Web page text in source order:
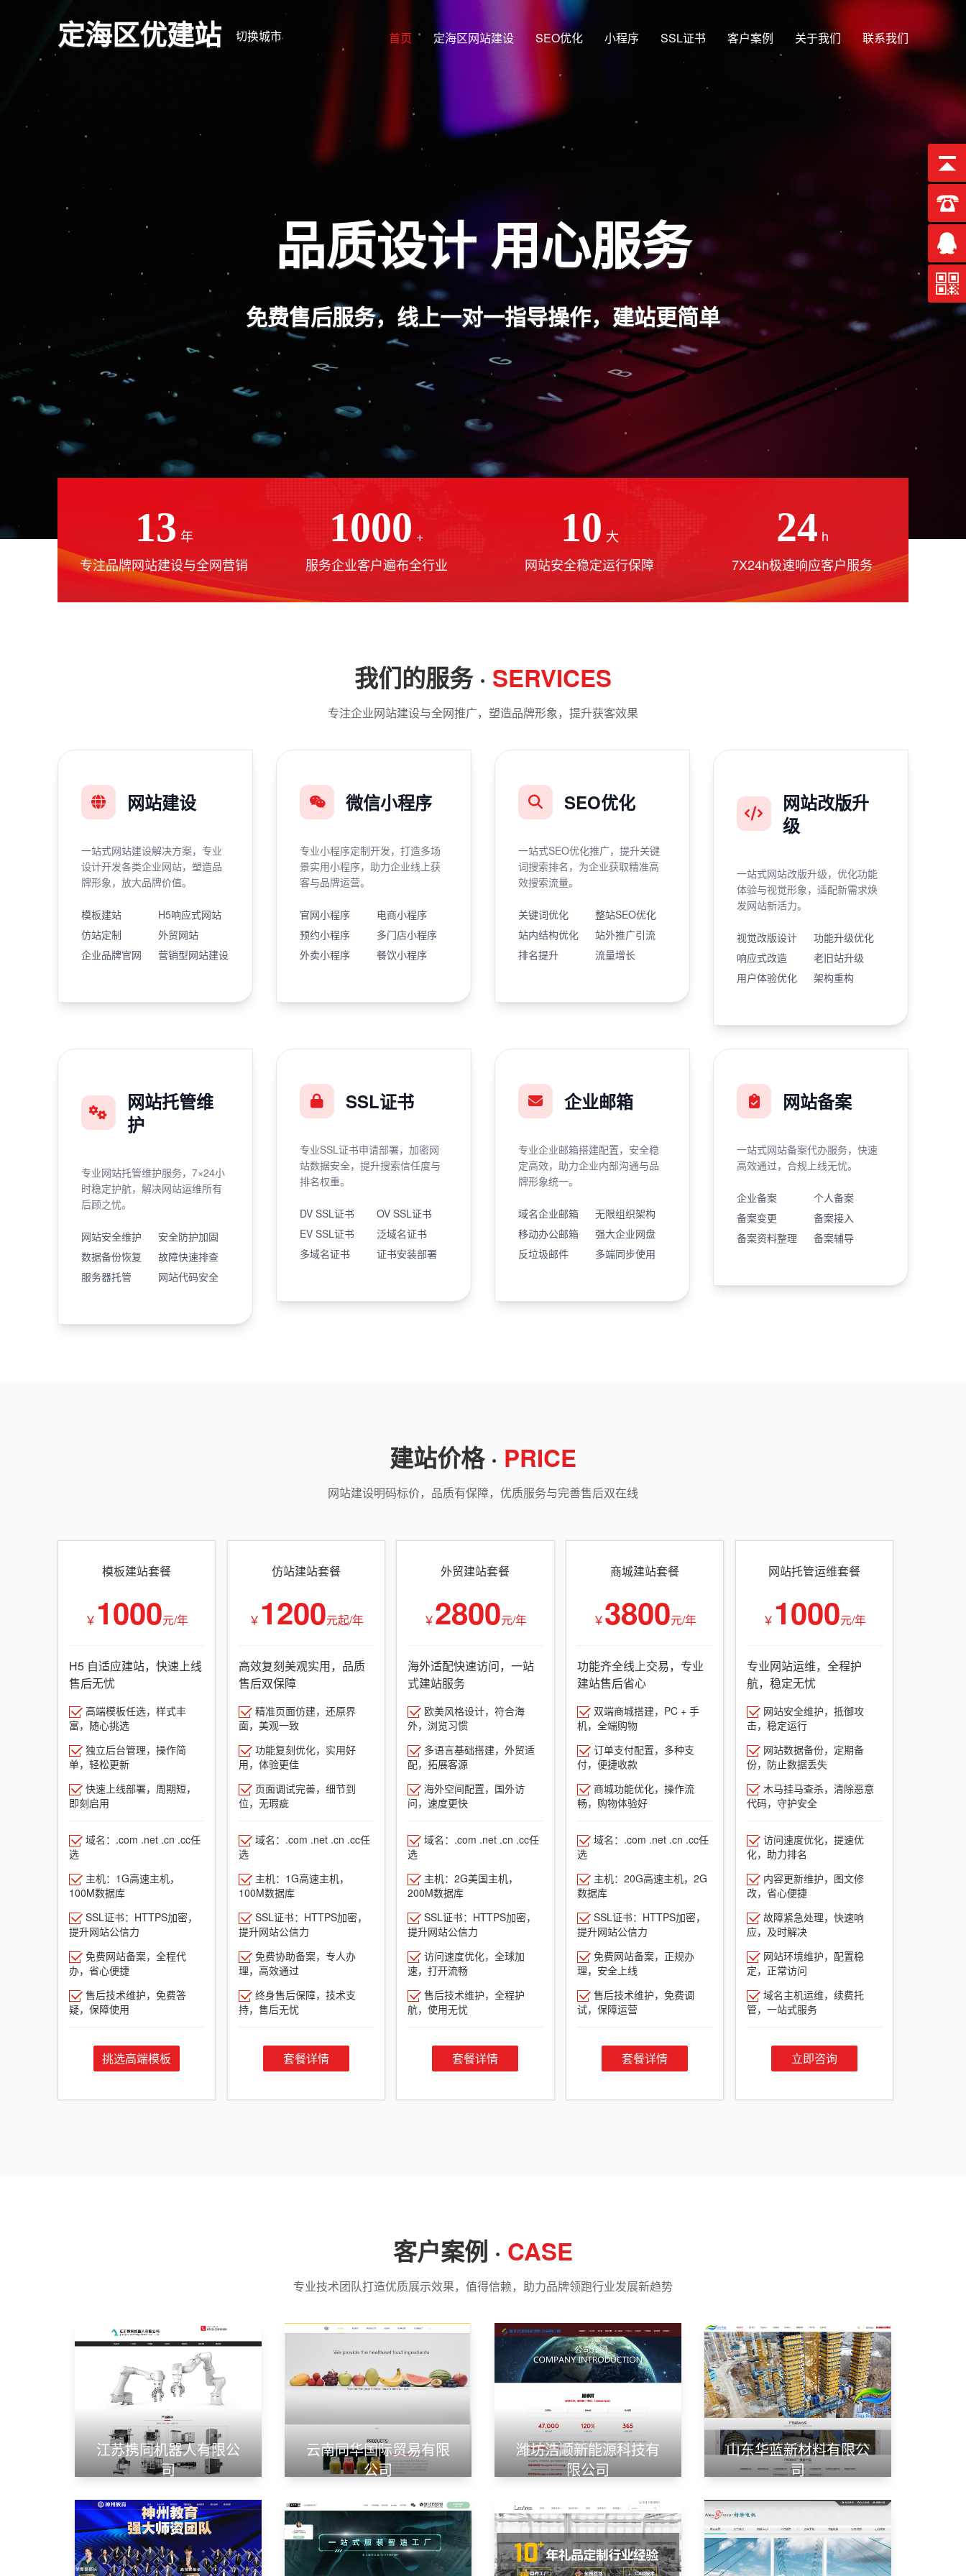
定海区优建站 切换城市 首页 定海区网站建设 SEO优化 小程序 SSL证书 客户案例 关于我们 联系我们
品质设计 用心服务
免费售后服务，线上一对一指导操作，建站更简单
13 年
专注品牌网站建设与全网营销
1000 +
服务企业客户遍布全行业
10 大
网站安全稳定运行保障
24 h
7X24h极速响应客户服务
我们的服务 · SERVICES
专注企业网站建设与全网推广，塑造品牌形象，提升获客效果
网站建设
一站式网站建设解决方案，专业
设计开发各类企业网站，塑造品
牌形象，放大品牌价值。
模板建站
H5响应式网站
仿站定制
外贸网站
企业品牌官网
营销型网站建设
微信小程序
专业小程序定制开发，打造多场
景实用小程序，助力企业线上获
客与品牌运营。
官网小程序
电商小程序
预约小程序
多门店小程序
外卖小程序
餐饮小程序
SEO优化
一站式SEO优化推广，提升关键
词搜索排名，为企业获取精准高
效搜索流量。
关键词优化
整站SEO优化
站内结构优化
站外推广引流
排名提升
流量增长
网站改版升
级
一站式网站改版升级，优化功能
体验与视觉形象，适配新需求焕
发网站新活力。
视觉改版设计
功能升级优化
响应式改造
老旧站升级
用户体验优化
架构重构
网站托管维
护
专业网站托管维护服务，7×24小
时稳定护航，解决网站运维所有
后顾之忧。
网站安全维护
安全防护加固
数据备份恢复
故障快速排查
服务器托管
网站代码安全
SSL证书
专业SSL证书申请部署，加密网
站数据安全，提升搜索信任度与
排名权重。
DV SSL证书
OV SSL证书
EV SSL证书
泛域名证书
多域名证书
证书安装部署
企业邮箱
专业企业邮箱搭建配置，安全稳
定高效，助力企业内部沟通与品
牌形象统一。
域名企业邮箱
无限组织架构
移动办公邮箱
强大企业网盘
反垃圾邮件
多端同步使用
网站备案
一站式网站备案代办服务，快速
高效通过，合规上线无忧。
企业备案
个人备案
备案变更
备案接入
备案资料整理
备案辅导
建站价格 · PRICE
网站建设明码标价，品质有保障，优质服务与完善售后双在线
模板建站套餐
￥ 1000元/年
H5 自适应建站，快速上线
售后无忧
高端模板任选，样式丰
富，随心挑选
独立后台管理，操作简
单，轻松更新
快速上线部署，周期短，
即刻启用
域名：.com .net .cn .cc任
选
主机：1G高速主机，
100M数据库
SSL证书：HTTPS加密，
提升网站公信力
免费网站备案，全程代
办，省心便捷
售后技术维护，免费答
疑，保障使用
挑选高端模板
仿站建站套餐
￥ 1200元起/年
高效复刻美观实用，品质
售后双保障
精准页面仿建，还原界
面，美观一致
功能复刻优化，实用好
用，体验更佳
页面调试完善，细节到
位，无瑕疵
域名：.com .net .cn .cc任
选
主机：1G高速主机，
100M数据库
SSL证书：HTTPS加密，
提升网站公信力
免费协助备案，专人办
理，高效通过
终身售后保障，技术支
持，售后无忧
套餐详情
外贸建站套餐
￥2800元/年
海外适配快速访问，一站
式建站服务
欧美风格设计，符合海
外，浏览习惯
多语言基础搭建，外贸适
配，拓展客源
海外空间配置，国外访
问，速度更快
域名：.com .net .cn .cc任
选
主机：2G美国主机，
200M数据库
SSL证书：HTTPS加密，
提升网站公信力
访问速度优化，全球加
速，打开流畅
售后技术维护，全程护
航，使用无忧
套餐详情
商城建站套餐
￥3800元/年
功能齐全线上交易，专业
建站售后省心
双端商城搭建，PC + 手
机，全端购物
订单支付配置，多种支
付，便捷收款
商城功能优化，操作流
畅，购物体验好
域名：.com .net .cn .cc任
选
主机：20G高速主机，2G
数据库
SSL证书：HTTPS加密，
提升网站公信力
免费网站备案，正规办
理，安全上线
售后技术维护，免费调
试，保障运营
套餐详情
网站托管运维套餐
￥ 1000元/年
专业网站运维，全程护
航，稳定无忧
网站安全维护，抵御攻
击，稳定运行
网站数据备份，定期备
份，防止数据丢失
木马挂马查杀，清除恶意
代码，守护安全
访问速度优化，提速优
化，助力排名
内容更新维护，图文修
改，省心便捷
故障紧急处理，快速响
应，及时解决
网站环境维护，配置稳
定，正常访问
域名主机运维，续费托
管，一站式服务
立即咨询
客户案例 · CASE
专业技术团队打造优质展示效果，值得信赖，助力品牌领跑行业发展新趋势
江苏携同机器人有限公
司
云南同华国际贸易有限
公司
潍坊浩顺新能源科技有
限公司
山东华蓝新材料有限公
司